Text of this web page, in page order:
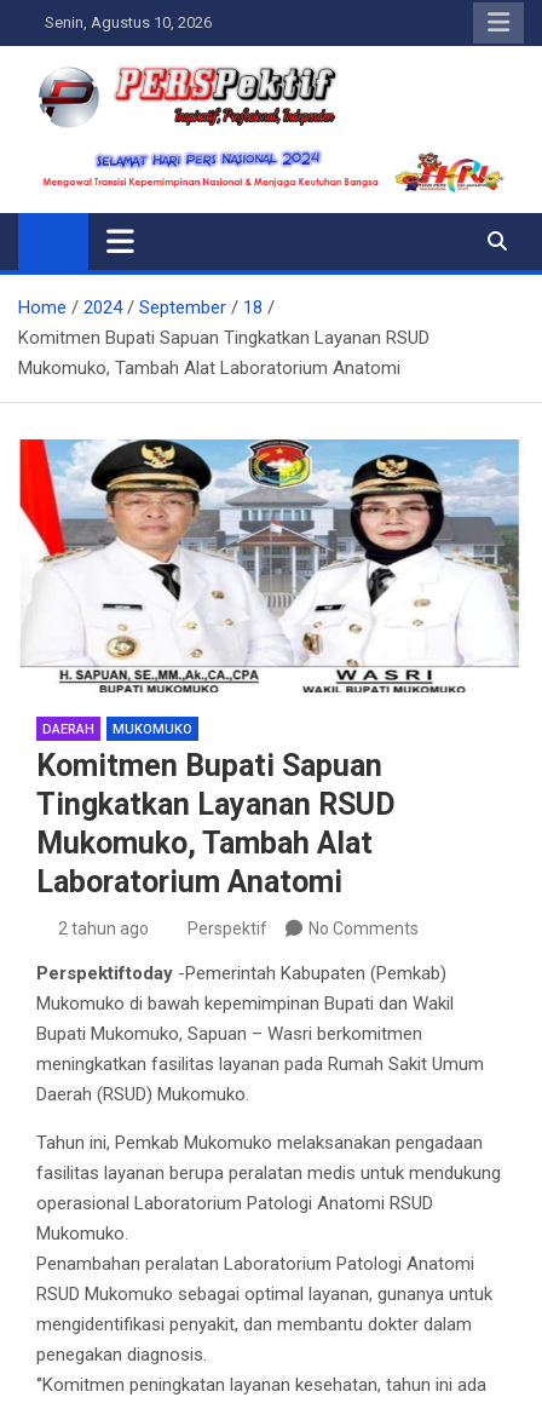
to
content
Senin, Agustus 10, 2026
Perspektif.today
Ispiratif Profesional Independen
Home 2024 September
18
Komitmen Bupati Sapuan Tingkatkan Layanan RSUD
Mukomuko, Tambah Alat Laboratorium Anatomi
DAERAH MUKOMUKO
Komitmen Bupati Sapuan
Tingkatkan Layanan RSUD
Mukomuko, Tambah Alat
Laboratorium Anatomi
2 tahun ago Perspektif No Comments
Perspektiftoday -Pemerintah Kabupaten (Pemkab)
Mukomuko di bawah kepemimpinan Bupati dan Wakil
Bupati Mukomuko, Sapuan – Wasri berkomitmen
meningkatkan fasilitas layanan pada Rumah Sakit Umum
Daerah (RSUD) Mukomuko.
Tahun ini, Pemkab Mukomuko melaksanakan pengadaan
fasilitas layanan berupa peralatan medis untuk mendukung
operasional Laboratorium Patologi Anatomi RSUD
Mukomuko.
Penambahan peralatan Laboratorium Patologi Anatomi
RSUD Mukomuko sebagai optimal layanan, gunanya untuk
mengidentifikasi penyakit, dan membantu dokter dalam
penegakan diagnosis.
‘’Komitmen peningkatan layanan kesehatan, tahun ini ada